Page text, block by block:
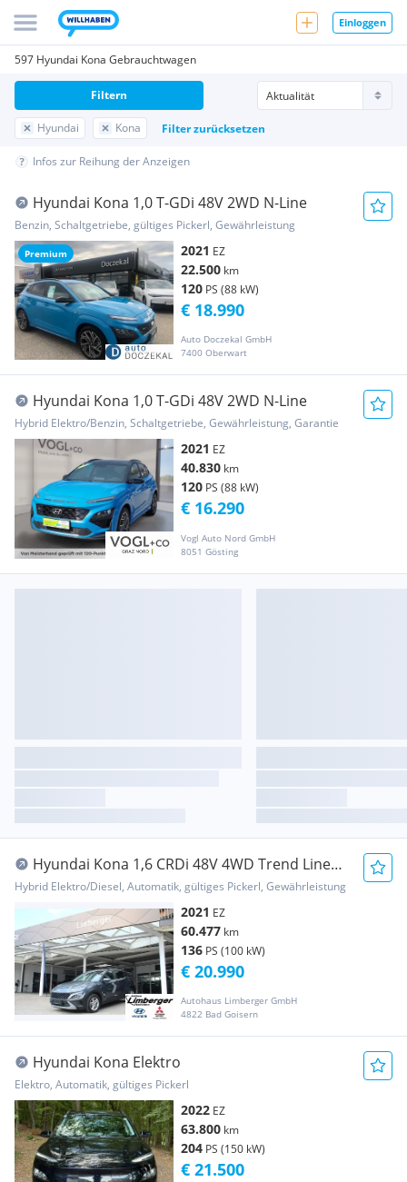
Einloggen
597 Hyundai Kona Gebrauchtwagen
Hyundai Kona Filter zurücksetzen
Filtern
Infos zur Reihung der Anzeigen
Premium
Hyundai Kona 1,0 T-GDi 48V 2WD N-Line
Benzin, Schaltgetriebe, gültiges Pickerl, Gewährleistung
2021 EZ
22.500 km
120 PS (88 kW)
Auto Doczekal GmbH
7400 Oberwart
€ 18.990
Hyundai Kona 1,0 T-GDi 48V 2WD N-Line
Hybrid Elektro/Benzin, Schaltgetriebe, Gewährleistung, Garantie
2021 EZ
40.830 km
120 PS (88 kW)
Vogl Auto Nord GmbH
8051 Gösting
€ 16.290
Hyundai Kona 1,6 CRDi 48V 4WD Trend Line
DCT Aut.
Hybrid Elektro/Diesel, Automatik, gültiges Pickerl, Gewährleistung
2021 EZ
60.477 km
136 PS (100 kW)
Autohaus Limberger GmbH
4822 Bad Goisern
€ 20.990
Hyundai Kona Elektro
Elektro, Automatik, gültiges Pickerl
2022 EZ
63.800 km
204 PS (150 kW)
€ 21.500